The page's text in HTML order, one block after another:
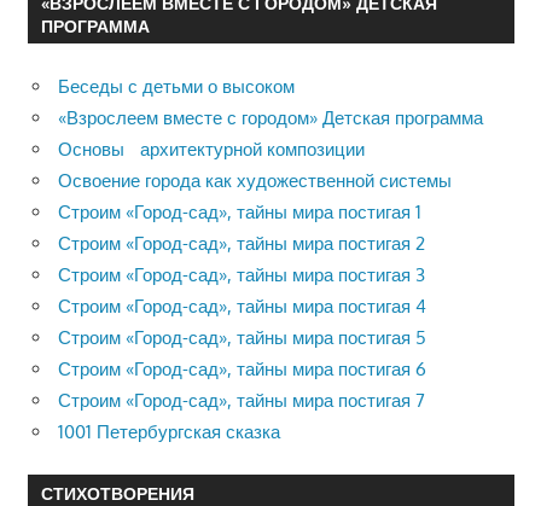
ПРОГРАММА
Беседы с детьми о высоком
«Взрослеем вместе с городом» Детская программа
Основы архитектурной композиции
Освоение города как художественной системы
Строим «Город-сад», тайны мира постигая 1
Строим «Город-сад», тайны мира постигая 2
Строим «Город-сад», тайны мира постигая 3
Строим «Город-сад», тайны мира постигая 4
Строим «Город-сад», тайны мира постигая 5
Строим «Город-сад», тайны мира постигая 6
Строим «Город-сад», тайны мира постигая 7
1001 Петербургская сказка
СТИХОТВОРЕНИЯ